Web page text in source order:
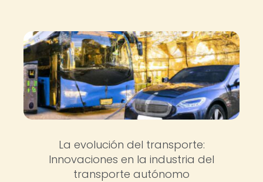
La evolución del transporte:
Innovaciones en la industria del
transporte autónomo